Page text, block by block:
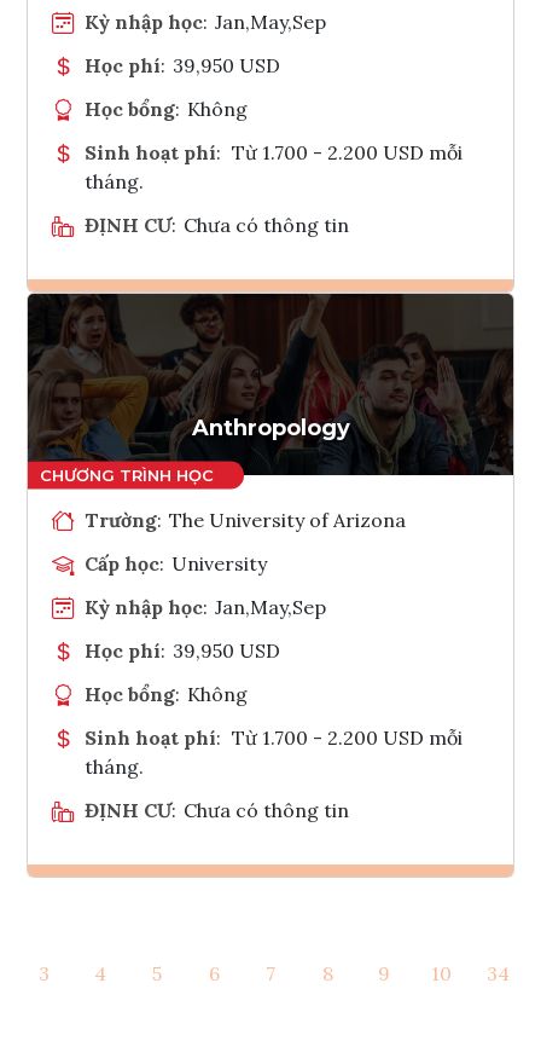
Kỳ nhập học: Jan,May,Sep
Học phí: 39,950 USD
Học bổng: Không
Sinh hoạt phí: Từ 1.700 - 2.200 USD mỗi
tháng.
ĐỊNH CƯ: Chưa có thông tin
Ghi danh
Tham vấn Interlink
Anthropology
Trường: The University of Arizona
Cấp học: University
Kỳ nhập học: Jan,May,Sep
Học phí: 39,950 USD
Học bổng: Không
Sinh hoạt phí: Từ 1.700 - 2.200 USD mỗi
tháng.
ĐỊNH CƯ: Chưa có thông tin
Tham vấn Interlink
3 4 5 6 7 8 9 10 34